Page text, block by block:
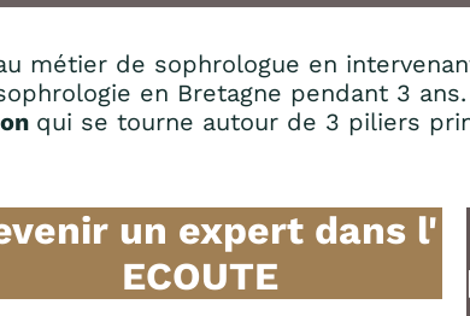
métier de sophrologue en
en Bretagne pendant 3 ans.
qui se tourne autour de 3 piliers
un expert dans l'
ECOUTE